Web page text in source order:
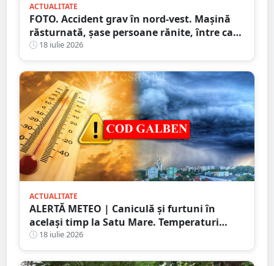
ACTUALITATE
FOTO. Accident grav în nord-vest. Mașină
răsturnată, șase persoane rănite, între care
doi copii
18 iulie 2026
ACTUALITATE
ALERTĂ METEO | Caniculă și furtuni în
același timp la Satu Mare. Temperaturi
extreme și avertizări de vijelii și grindină
18 iulie 2026